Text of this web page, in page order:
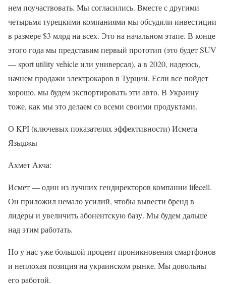
нем поучаствовать. Мы согласились. Вместе с другими
четырьмя турецкими компаниями мы обсудили инвестиции
в размере $3 млрд на всех. Это на начальном этапе. В конце
этого года мы представим первый прототип (это будет SUV
— sport utility vehicle или универсал), а в 2020, надеюсь,
начнем продажи электрокаров в Турции. Если все пойдет
хорошо, мы будем экспортировать эти авто. В Украину
тоже, как мы это делаем со всеми своими продуктами.
О KPI (ключевых показателях эффективности) Исмета
Языджы
Ахмет Акча:
Исмет — один из лучших гендиректоров компании lifecell.
Он приложил немало усилий, чтобы вывести бренд в
лидеры и увеличить абонентскую базу. Мы будем дальше
над этим работать.
Но у нас уже большой процент проникновения смартфонов
и неплохая позиция на украинском рынке. Мы довольны
его работой.